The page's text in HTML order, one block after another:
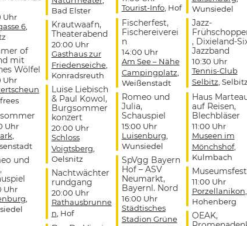
Uhr
6,
of
mit
Wölfel
Uhr
Uhr
und
Uhr
Bad Elster
Krautwaafn,
Theaterabend
20:00 Uhr
Gasthaus zur
Friedenseiche,
Konradsreuth
Luise Liebisch
& Paul Kowol,
Burgsommer
konzert
20:00 Uhr
Schloss
Voigtsberg
Oelsnitz
Nachtwächter
rundgang
20:00 Uhr
Rathausbrunne
n , Hof
Tourist-Info, Hof
Fischerfest,
Fischereiverei
n
14:00 Uhr
Am See – Nähe
Campingplatz
Weißenstadt
Romeo und
Julia,
Schauspiel
15:00 Uhr
Luisenburg
Wunsiedel
SpVgg Bayern
Hof – ASV
Neumarkt,
Bayernl. Nord
16:00 Uhr
Städtisches
Stadion Grüne
Wunsiedel
Jazz-
, Dixieland-
Jazzband
10:30 Uhr
Tennis-Club
Selbitz ,
Haus
auf Reisen,
Blechbläser
11:00 Uhr
Museen im
Mönchshof,
Kulmbach
Museumsfest
11:00 Uhr
Porzellanikon
Hohenberg
OEAK,